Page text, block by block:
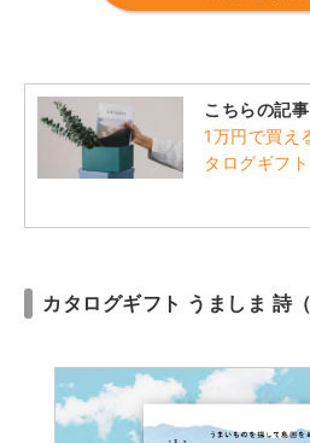
こちらの記
1万円で買え
タログギフト
カタログギフト うましま 詩（